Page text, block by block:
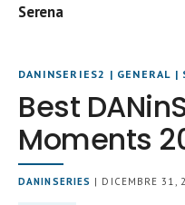
Serena
DANINSERIES2 | GENERAL |
Best
Moments
DANINSERIES | DICEMBRE 31,